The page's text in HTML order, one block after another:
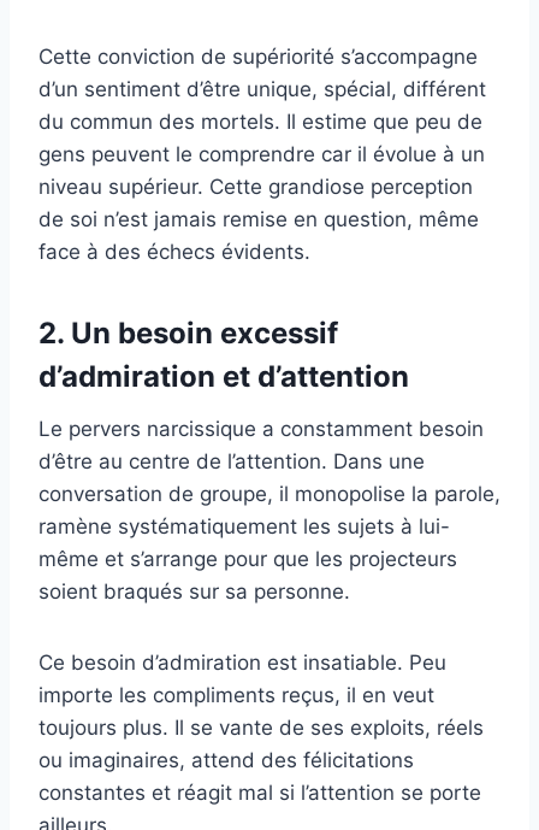
Cette conviction de supériorité s’accompagne
d’un sentiment d’être unique, spécial, différent
du commun des mortels. Il estime que peu de
gens peuvent le comprendre car il évolue à un
niveau supérieur. Cette grandiose perception
de soi n’est jamais remise en question, même
face à des échecs évidents.
2. Un besoin excessif
d’admiration et d’attention
Le pervers narcissique a constamment besoin
d’être au centre de l’attention. Dans une
conversation de groupe, il monopolise la parole,
ramène systématiquement les sujets à lui-
même et s’arrange pour que les projecteurs
soient braqués sur sa personne.
Ce besoin d’admiration est insatiable. Peu
importe les compliments reçus, il en veut
toujours plus. Il se vante de ses exploits, réels
ou imaginaires, attend des félicitations
constantes et réagit mal si l’attention se porte